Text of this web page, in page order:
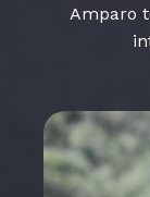
Amparo